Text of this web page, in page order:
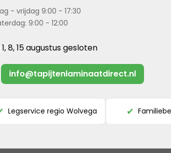
- vrijdag 9:00 - 17:30
9:00 - 12:00
8, 15 augustus gesloten
info@tapijtenlaminaatdirect.nl
Legservice regio Wolvega ✔